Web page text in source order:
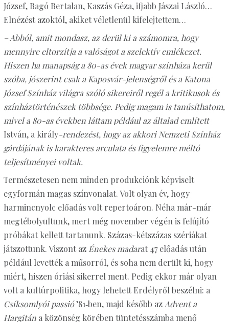
József, Bagó Bertalan, Kaszás Géza, ifjabb Jászai László…
Elnézést azoktól, akiket véletlenül kifelejtettem…
– Abból, amit mondasz, az derül ki a számomra, hogy
mennyire eltorzítja a valóságot a szelektív emlékezet.
Hiszen ha manapság a 80-as évek magyar színháza kerül
szóba, jószerint csak a Kaposvár-jelenségről és a Katona
József Színház világra szóló sikereiről regél a kritikusok és
színháztörténészek többsége. Pedig magam is tanúsíthatom,
mivel a 80-as években láttam például az általad említett
István, a király-rendezést, hogy az akkori Nemzeti Színház
gárdájának is karakteres arculata és figyelemre méltó
teljesítményei voltak.
Természetesen nem minden produkciónk képviselt
egyformán magas színvonalat. Volt olyan év, hogy
harmincnyolc előadás volt repertoáron. Néha már-már
megtébolyultunk, mert még november végén is felújító
próbákat kellett tartanunk. Százas-kétszázas szériákat
játszottunk. Viszont az Énekes madarat 47 előadás után
például levették a műsorról, és soha nem derült ki, hogy
miért, hiszen óriási sikerrel ment. Pedig ekkor már olyan
volt a kultúrpolitika, hogy lehetett Erdélyről beszélni: a
Csíksomlyói passió’81‑ben, majd később azAdvent a
Hargitána közönség körében tüntetésszámba menő